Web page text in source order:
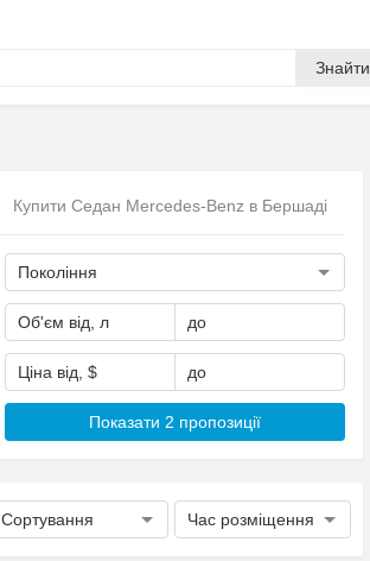
Знайти
Купити Седан Mercedes-Benz в Бершаді
Покоління
Об'єм від, л до
Ціна від, $ до
Показати 2 пропозиції
Сортування Час розміщення